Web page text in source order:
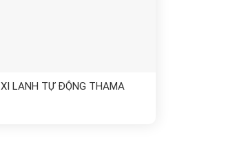
XI LANH TỰ ĐỘNG THAMA